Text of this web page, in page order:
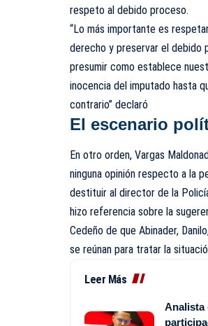
respeto al debido proceso.
“Lo más importante es
derecho y preservar el debido
presumir como establece
inocencia del imputado hasta
contrario” declaró
El escenario
En otro orden, Vargas
ninguna opinión respecto a la
destituir al director de la
hizo referencia sobre la
Cedeño de que Abinader,
se reúnan para tratar la
Leer Más
Analista